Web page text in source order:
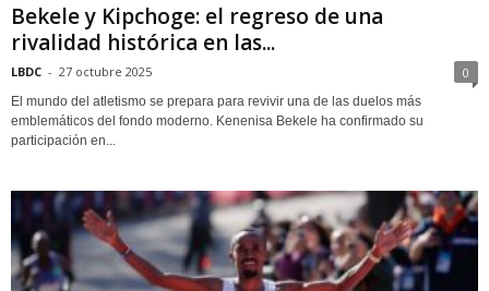
Bekele y Kipchoge: el regreso de una
rivalidad histórica en las...
LBDC - 27 octubre 2025 0
El mundo del atletismo se prepara para revivir una de las duelos más
emblemáticos del fondo moderno. Kenenisa Bekele ha confirmado su
participación en...